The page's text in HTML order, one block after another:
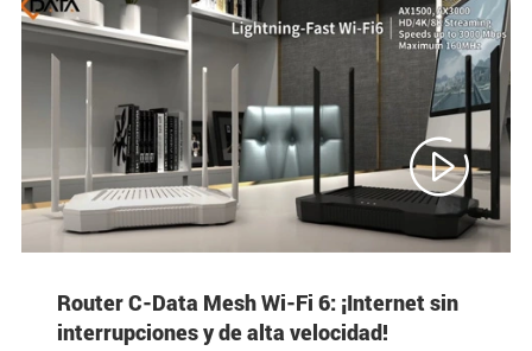

Router C-Data Mesh Wi-Fi 6: ¡Internet sin
interrupciones y de alta velocidad!